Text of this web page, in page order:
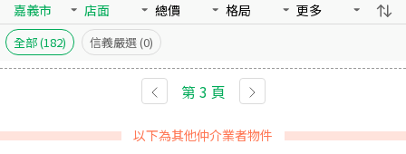
嘉義市 店面 總價 格局 更多
全部(182) 信義嚴選 (0)
第 3 頁
以下為其他仲介業者物件